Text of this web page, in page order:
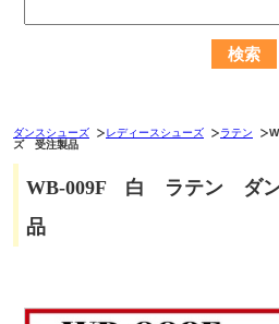
ダンスシューズ レディースシューズ ラテン
ズ 受注製品
WB-009F 白 ラテン ダ
品